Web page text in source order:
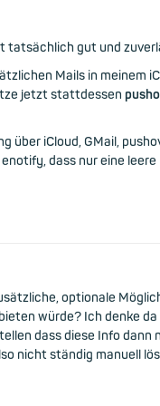
tatsächlich gut und
Mails in meinem
jetzt stattdessen
über iCloud, GMail,
dass nur eine
optionale
würde? Ich denke da
dass diese Info
nicht ständig manuell